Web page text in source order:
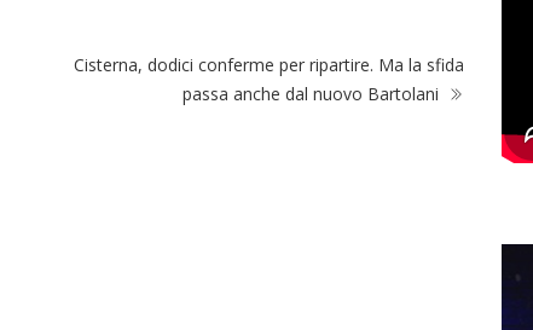
Cisterna, dodici conferme per ripartire. Ma la sfida
passa anche dal nuovo Bartolani